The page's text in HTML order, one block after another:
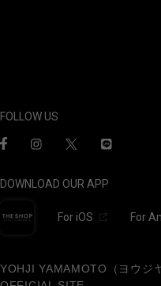
FOLLOW US
DOWNLOAD OUR APP
For iOS For
YOHJI YAMAMOTO（ヨウジ